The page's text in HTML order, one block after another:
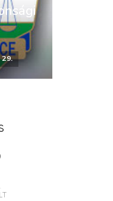
29.